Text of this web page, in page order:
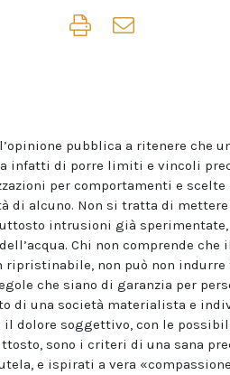
pubblica a ritenere che
infatti di porre limiti e vincoli
per comportamenti e
di alcuno. Non si tratta di
intrusioni già
Chi non comprende
ripristinabile, non può non
che siano di garanzia per
di una società materialista e
il dolore soggettivo, con le
sono i criteri di una sana
e ispirati a vera